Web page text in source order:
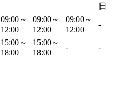
日
09:00～
12:00
09:00～
12:00
09:00～
12:00
-
15:00～
18:00
15:00～
18:00
- -